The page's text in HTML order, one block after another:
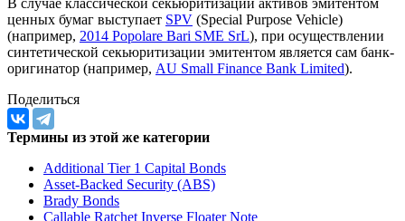
Рухнувшая пирамида CDO на рынке недвижимости США
стала одной из причин финансового кризиса 2008 года.
В случае классической секьюритизации активов эмитентом
(например,
синтетической секьюритизации эмитентом является сам банк-
оригинатор (например,
Поделиться
Термины из этой же категории